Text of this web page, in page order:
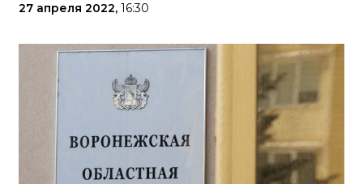
27 апреля 2022, 16:30